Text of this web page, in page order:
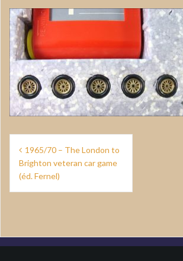
Navigation
de
l’article
1965/70 – The London to
Brighton veteran car game
(éd. Fernel)